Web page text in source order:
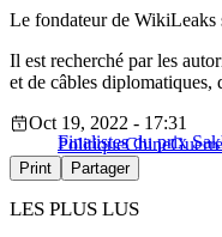
Le fondateur de WikiLeaks
Il est recherché par les
et de câbles diplomatiques,
Finalistes du prix
Oct 19, 2022 - 17:31
PolitiqueChine
Print Partager
LES PLUS LUS